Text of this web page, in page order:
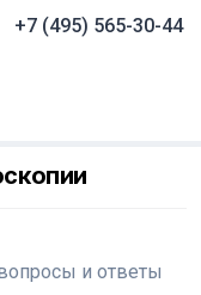
+7 (495) 565-30-44
и ответы